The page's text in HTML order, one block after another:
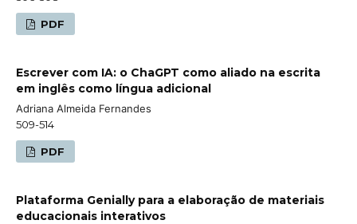
PDF
Escrever com IA: o ChaGPT como aliado na escrita
em inglês como língua adicional
Adriana Almeida Fernandes
509-514
PDF
Plataforma Genially para a elaboração de materiais
educacionais interativos